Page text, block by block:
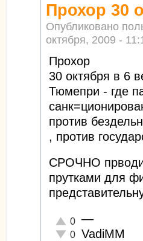
Прохор 30
Опубликовано
октября, 2009 -
Прохор
30 октября в 6
Тюмепри - где
против
, против
СРОЧНО
прутками для
Отлично!
0
Неадекватно!
0
—
VadiMM